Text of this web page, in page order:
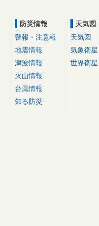
防災情報
警報・注意報
地震情報
津波情報
火山情報
台風情報
知る防災
天気図
天気図
気象衛星
世界衛星